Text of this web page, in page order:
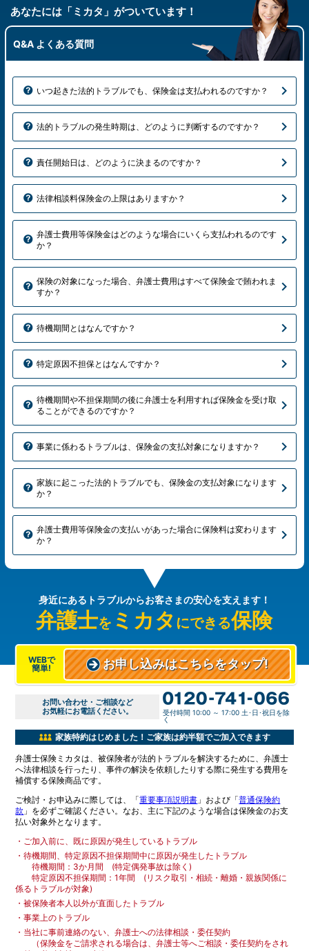
あなたには「ミカタ」がついています！
Q&A よくある質問
いつ起きた法的トラブルでも、保険金は支払われるのですか？
法的トラブルの発生時期は、どのように判断するのですか？
責任開始日は、どのように決まるのですか？
法律相談料保険金の上限はありますか？
弁護士費用等保険金はどのような場合にいくら支払われるのです
か？
保険の対象になった場合、弁護士費用はすべて保険金で賄われま
すか？
待機期間とはなんですか？
特定原因不担保とはなんですか？
待機期間や不担保期間の後に弁護士を利用すれば保険金を受け取
ることができるのですか？
事業に係わるトラブルは、保険金の支払対象になりますか？
家族に起こった法的トラブルでも、保険金の支払対象になります
か？
弁護士費用等保険金の支払いがあった場合に保険料は変わります
か？
身近にあるトラブルからお客さまの安心を支えます！
弁護士を ミカタ にできる保険
WEBで
簡単!
お申し込みはこちらをタップ!
お問い合わせ・ご相談など
お気軽にお電話ください。
受付時間 10:00 ～ 17:00 土･日･祝日を除
く
家族特約はじめました！ご家族は約半額でご加入できます
弁護士保険ミカタは、被保険者が法的トラブルを解決するために、弁護士
へ法律相談を行ったり、事件の解決を依頼したりする際に発生する費用を
補償する保険商品です。
ご検討・お申込みに際しては、「重要事項説明書 」および「普通保険約
款 」を必ずご確認ください。なお、主に下記のような場合は保険金のお支
払い対象外となります。
・ ご加入前に、既に原因が発生しているトラブル
・待機期間、特定原因不担保期間中に原因が発生したトラブル
待機期間：3か月間 (特定偶発事故は除く)
特定原因不担保期間：1年間 (リスク取引・相続・離婚・親族関係に
係るトラブルが対象)
・被保険者本人以外が直面したトラブル
・事業上のトラブル
・ 当社に事前連絡のない、弁護士への法律相談・委任契約
（保険金をご請求される場合は、弁護士等へご相談・委任契約をされ